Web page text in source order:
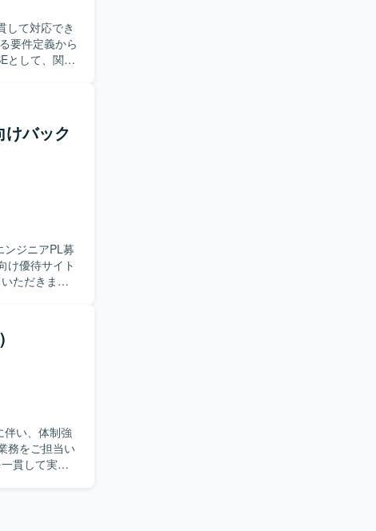
ンフラやク
などを含む
して対応でき
として、関係
からリリー
けバック
ンジニアPL募
ただきま
理ができる
題解決を推
ードするこ
ます。バッ
キルも磨く
などを利
伴い、体制強
貫して実施